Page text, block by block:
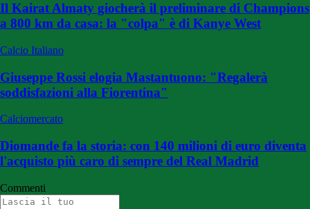
Il Kairat Almaty giocherà il preliminare di Champions
a 800 km da casa: la "colpa" è di Kanye West
Calcio Italiano
Giuseppe Rossi elogia Mastantuono: "Regalerà
soddisfazioni alla Fiorentina"
Calciomercato
Diomande fa la storia: con 140 milioni di euro diventa
l'acquisto più caro di sempre del Real Madrid
Commenti